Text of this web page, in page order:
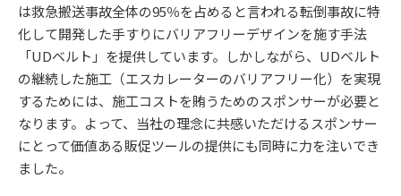
は救急搬送事故全体の95％を占めると⾔われる転倒事故に特
化して開発した⼿すりにバリアフリーデザインを施す⼿法
「UDベルト」を提供しています。しかしながら、UDベルト
の継続した施⼯（エスカレーターのバリアフリー化）を実現
するためには、施⼯コストを賄うためのスポンサーが必要と
なります。よって、当社の理念に共感いただけるスポンサー
にとって価値ある販促ツールの提供にも同時に⼒を注いでき
ました。